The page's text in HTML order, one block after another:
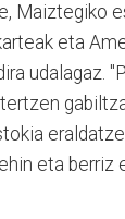
Maiztegiko
eta
udalagaz.
eta berriz